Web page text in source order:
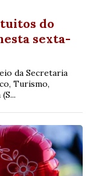
do
sexta-
da Secretaria
Turismo,